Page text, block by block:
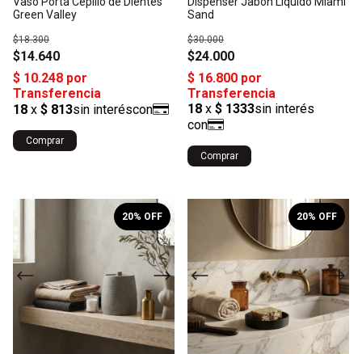
Green Valley
$14.640
$18.300
Comprar
Sand
$24.000
$30.000
Comprar
1/3
20% OFF 1/6
20% OFF